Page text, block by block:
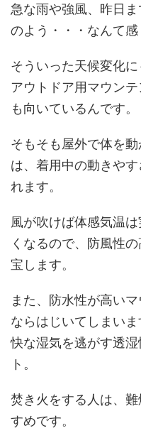
急な雨や強風、昨日
のよう・・・なんて感
そういった天候変化
アウトドア用マウン
も向いているんです。
そもそも屋外で体を
は、着用中の動きや
れます。
風が吹けば体感気温
くなるので、防風性
宝します。
また、防水性が高い
ならはじいてしまい
快な湿気を逃がす透
ト。
焚き火をする人は、
すめです。